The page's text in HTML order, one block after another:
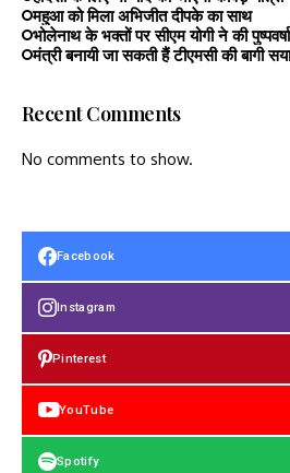
महुआ को मिला अभिजीत दीपके का साथ
भोलेनाथ के भक्तों पर सीएम योगी ने की पुष्पवर्षा
मंत्री बनायी जा सकती हैं टीएमसी की बागी
Recent Comments
No comments to show.
Facebook
Instagram
Pinterest
YouTube
Spotify